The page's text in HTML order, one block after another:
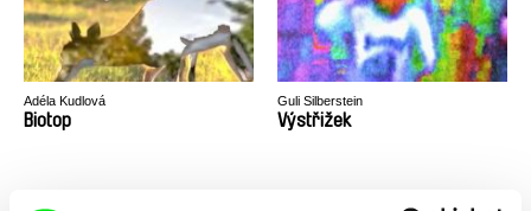
Adéla Kudlová
Biotop
Guli Silberstein
Výstřižek